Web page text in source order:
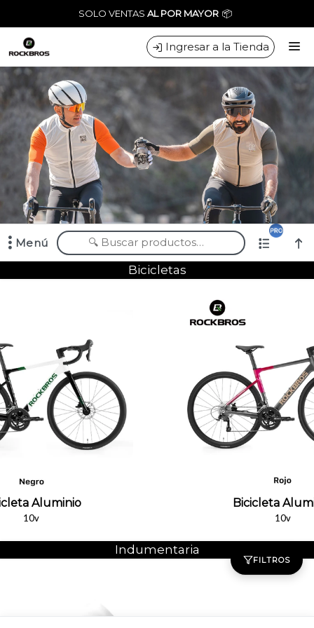
SOLO VENTAS AL POR MAYOR 📦
Ingresar a la Tienda
CÓMO COMPRAR
CONTACTO
Menú
Comprá online productos de en AL LIMITE BIKES MAYORISTA
FILTROS
Bicicletas
Aluminio
10v
Bicicleta
10v
Indumentaria